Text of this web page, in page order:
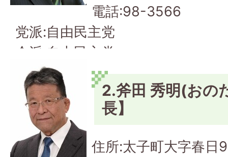
電話:98-3566
党派:自由民主党
会派:自由民主党
2.斧田 秀明(おの
長】
住所:太子町大字春日